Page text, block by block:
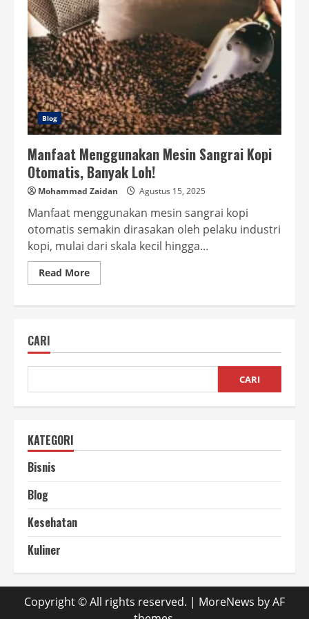
Blog
Manfaat Menggunakan Mesin Sangrai Kopi
Otomatis, Banyak Loh!
Mohammad Zaidan Agustus 15, 2025
Manfaat menggunakan mesin sangrai kopi
otomatis semakin dirasakan oleh pelaku industri
kopi, mulai dari skala kecil hingga...
Read MoreRead
more
Otomatis,
Loh!
CARI
CARI
KATEGORI
Bisnis
Blog
Kesehatan
Kuliner
Copyright © All rights reserved. | MoreNews by AF